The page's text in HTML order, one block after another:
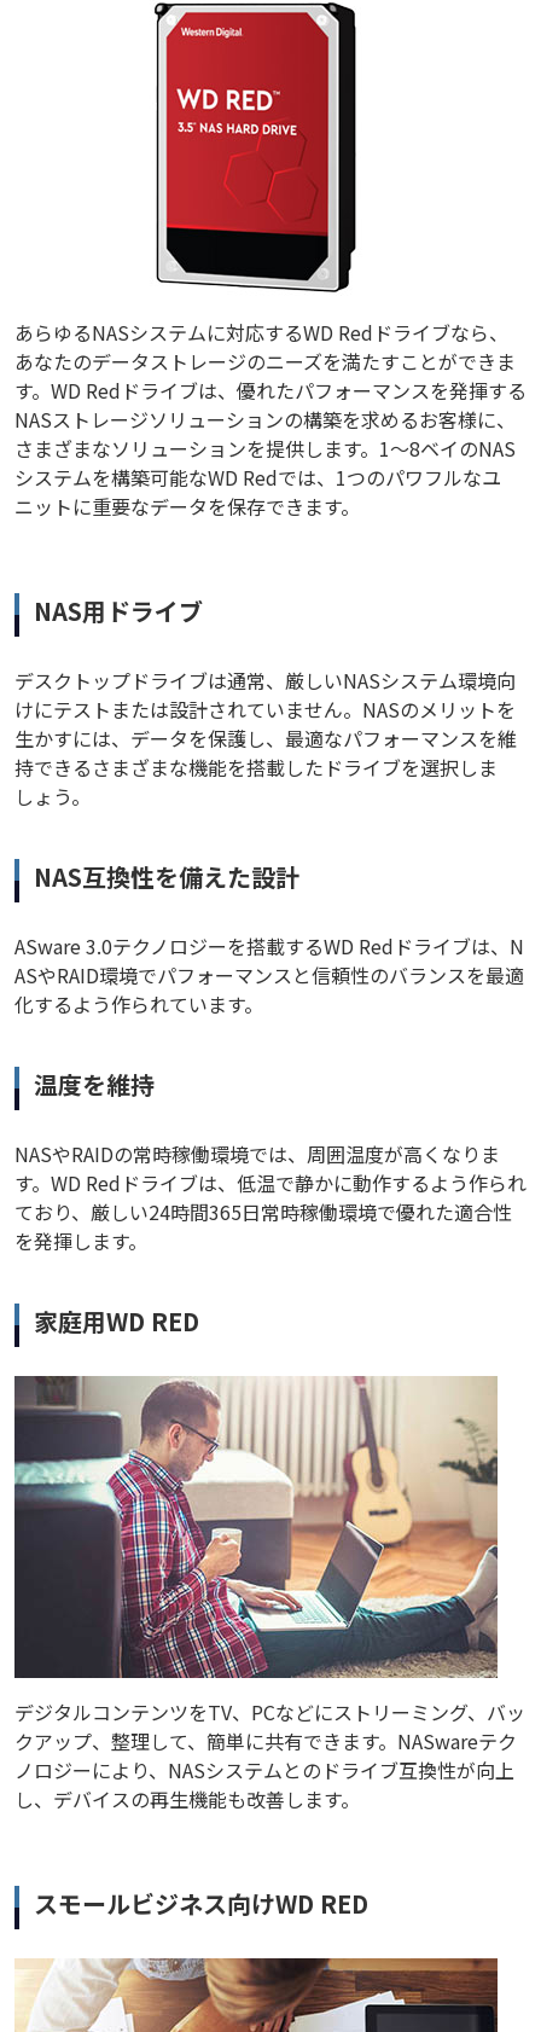
あらゆるNASシステムに対応するWD Redドライブなら、
あなたのデータストレージのニーズを満たすことができま
す。WD Redドライブは、優れたパフォーマンスを発揮する
NASストレージソリューションの構築を求めるお客様に、
さまざまなソリューションを提供します。1～8ベイのNAS
システムを構築可能なWD Redでは、1つのパワフルなユ
ニットに重要なデータを保存できます。
NAS用ドライブ
デスクトップドライブは通常、厳しいNASシステム環境向
けにテストまたは設計されていません。NASのメリットを
生かすには、データを保護し、最適なパフォーマンスを維
持できるさまざまな機能を搭載したドライブを選択しま
しょう。
NAS互換性を備えた設計
ASware 3.0テクノロジーを搭載するWD Redドライブは、N
ASやRAID環境でパフォーマンスと信頼性のバランスを最適
化するよう作られています。
温度を維持
NASやRAIDの常時稼働環境では、周囲温度が高くなりま
す。WD Redドライブは、低温で静かに動作するよう作られ
ており、厳しい24時間365日常時稼働環境で優れた適合性
を発揮します。
家庭用WD RED
デジタルコンテンツをTV、PCなどにストリーミング、バッ
クアップ、整理して、簡単に共有できます。NASwareテク
ノロジーにより、NASシステムとのドライブ互換性が向上
し、デバイスの再生機能も改善します。
スモールビジネス向けWD RED